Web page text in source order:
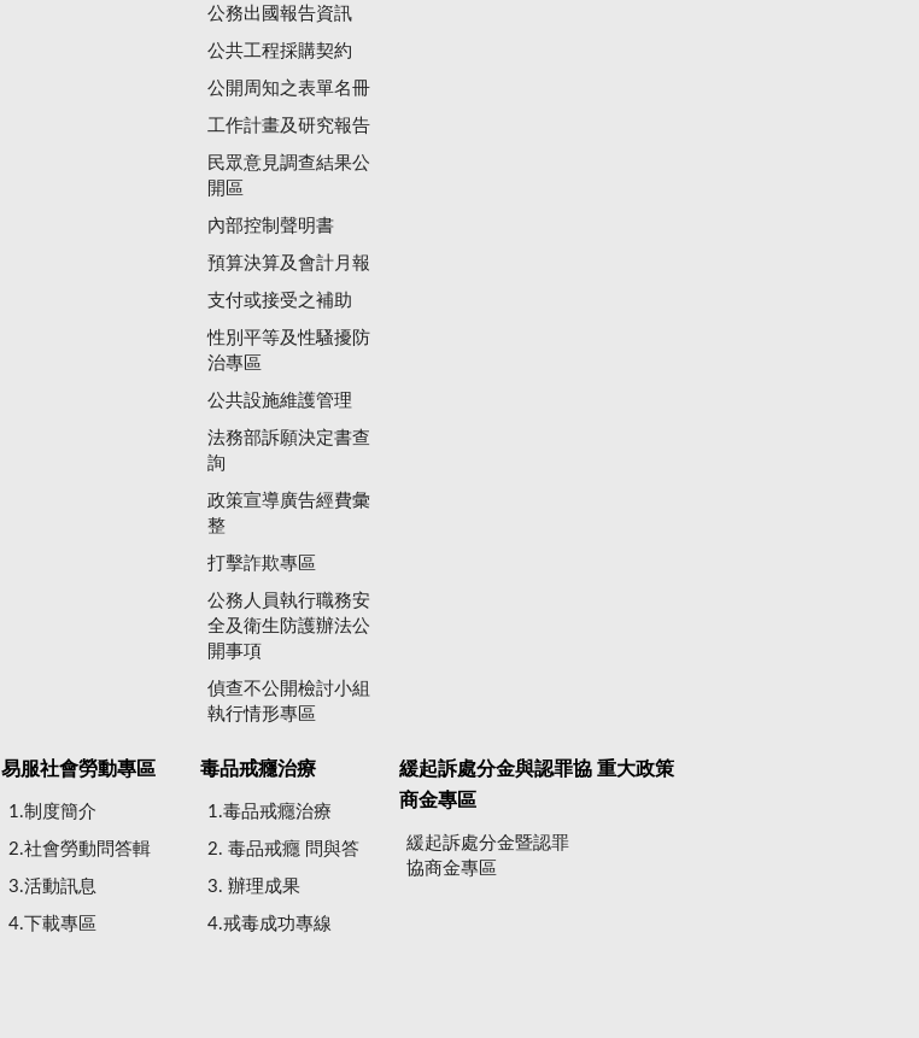
公務出國報告資訊
公共工程採購契約
公開周知之表單名冊
工作計畫及研究報告
民眾意見調查結果公
開區
內部控制聲明書
預算決算及會計月報
支付或接受之補助
性別平等及性騷擾防
治專區
公共設施維護管理
法務部訴願決定書查
詢
政策宣導廣告經費彙
整
打擊詐欺專區
公務人員執行職務安
全及衛生防護辦法公
開事項
偵查不公開檢討小組
執行情形專區
易服社會勞動專區
1.制度簡介
2.社會勞動問答輯
3.活動訊息
4.下載專區
毒品戒癮治療
1.毒品戒癮治療
2. 毒品戒癮 問與答
3. 辦理成果
4.戒毒成功專線
緩起訴處分金與認罪協
商金專區
緩起訴處分金暨認罪
協商金專區
重大政策